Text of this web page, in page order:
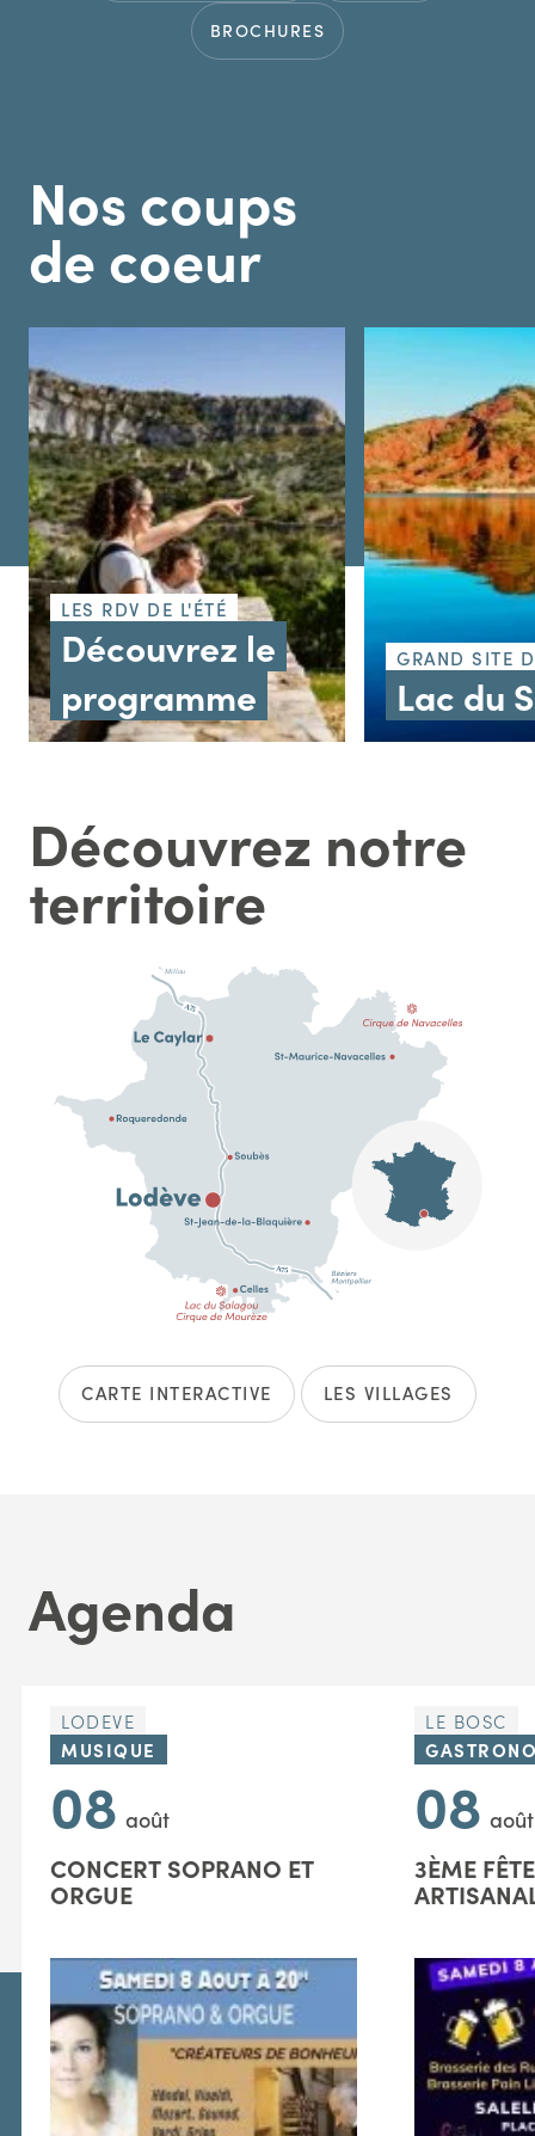
BROCHURES
Nos coups
de coeur
LES RDV DE L'ÉTÉ
Découvrez le
programme
GRAND SITE
Lac du
Découvrez notre
territoire
CARTE INTERACTIVE LES VILLAGES
Agenda
LODEVE
MUSIQUE
08 août
CONCERT SOPRANO ET
ORGUE
LE BOSC
08 août
3ÈME